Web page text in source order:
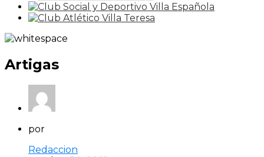
Artigas
por
Redaccion